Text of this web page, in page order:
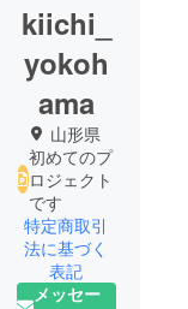
kiichi_
yokoh
ama
山形県
初めてのプ
ロジェクト
です
特定商取引
法に基づく
表記
メッセー